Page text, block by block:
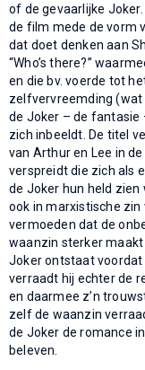
of de gevaarlijke
de film mede de vorm
dat doet denken aan
“Who’s there?”
en die bv. voerde tot
zelfvervreemding
de Joker – de fantasie
zich inbeeldt. De titel
van Arthur en Lee in
verspreidt die zich als
de Joker hun held
ook in marxistische
vermoeden dat de
waanzin sterker
Joker ontstaat voordat
verraadt hij echter de
en daarmee z’n
zelf de waanzin
de Joker de romance
beleven.